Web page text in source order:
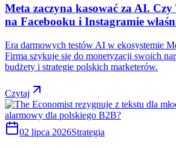
Meta zaczyna kasować za AI.
na Facebooku i Instagramie
Era darmowych testów AI w ekosystemie
Firma szykuje się do monetyzacji swoich
budżety i strategie polskich marketerów.
Czytaj
02 lipca 2026Strategia